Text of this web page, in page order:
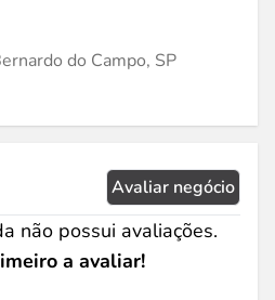
do Campo, SP
Avaliar negócio
não possui avaliações.
a avaliar!